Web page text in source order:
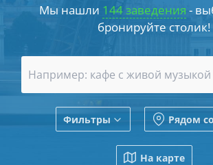
Мы нашли 144 заведения -
бронируйте столик!
Фильтры Рядом
На карте